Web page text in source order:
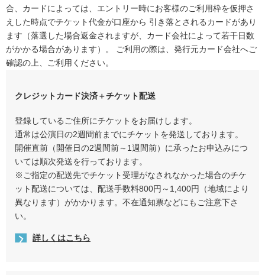
合、カードによっては、エントリー時にお客様のご利用枠を仮押さ
えした時点でチケット代金が口座から 引き落とされるカードがあり
ます（落選した場合返金されますが、カード会社によって若干日数
がかかる場合があります）。 ご利用の際は、発行元カード会社へご
確認の上、ご利用ください。
クレジットカード決済＋チケット配送
登録しているご住所にチケットをお届けします。
通常は公演日の2週間前までにチケットを発送しております。
開催直前（開催日の2週間前～1週間前）に承ったお申込みにつ
いては順次発送を行っております。
※ご指定の配送先でチケット受理がなされなかった場合のチケ
ット配送については、配送手数料800円～1,400円（地域により
異なります）がかかります。不在通知票などにもご注意下さ
い。
詳しくはこちら